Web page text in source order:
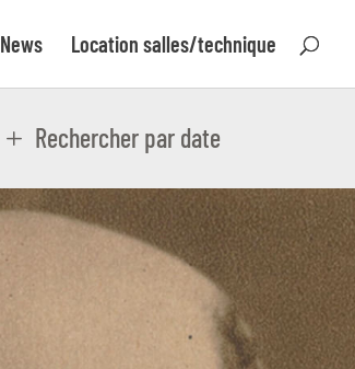
News Location salles/technique
Rechercher par date